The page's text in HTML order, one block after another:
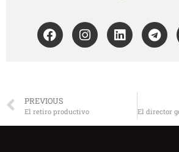
PREVIOUS
El retiro productivo